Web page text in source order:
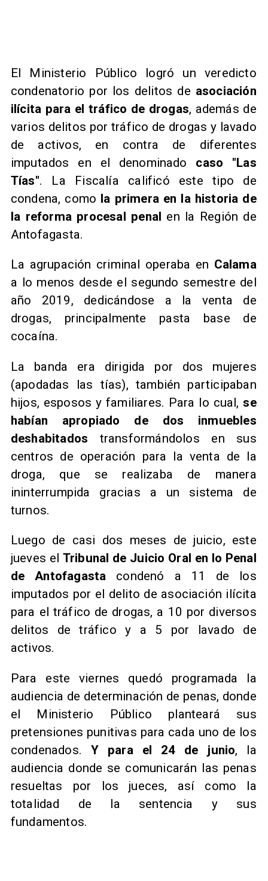
El Ministerio Público logró un veredicto
condenatorio por los delitos de asociación
ilícita para el tráfico de drogas, además de
varios delitos por tráfico de drogas y lavado
de activos, en contra de diferentes
imputados en el denominado caso "Las
Tías". La Fiscalía calificó este tipo de
condena, como la primera en la historia de
la reforma procesal penal en la Región de
Antofagasta.
La agrupación criminal operaba en Calama
a lo menos desde el segundo semestre del
año 2019, dedicándose a la venta de
drogas, principalmente pasta base de
cocaína.
La banda era dirigida por dos mujeres
(apodadas las tías), también participaban
hijos, esposos y familiares. Para lo cual,se
habían apropiado de dos inmuebles
deshabitados transformándolos en sus
centros de operación para la venta de la
droga, que se realizaba de manera
ininterrumpida gracias a un sistema de
turnos.
Luego de casi dos meses de juicio, este
jueves el Tribunal de Juicio Oral en lo Penal
de Antofagasta condenó a 11 de los
imputados por el delito de asociación ilícita
para el tráfico de drogas, a 10 por diversos
delitos de tráfico y a 5 por lavado de
activos.
Para este viernes quedó programada la
audiencia de determinación de penas, donde
el Ministerio Público planteará sus
pretensiones punitivas para cada uno de los
condenados. Y para el 24 de junio, la
audiencia donde se comunicarán las penas
resueltas por los jueces, así como la
totalidad de la sentencia y sus
fundamentos.